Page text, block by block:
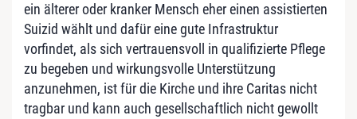
ein älterer oder kranker Mensch eher einen assistierten
Suizid wählt und dafür eine gute Infrastruktur
vorfindet, als sich vertrauensvoll in qualifizierte Pflege
zu begeben und wirkungsvolle Unterstützung
anzunehmen, ist für die Kirche und ihre Caritas nicht
tragbar und kann auch gesellschaftlich nicht gewollt